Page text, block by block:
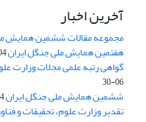
آخرین اخبار
مجموعه مقالات ششمین همایش
هفتمین همایش ملی جنگل ایران15
گواهی رتبه علمی مجلات وزارت
06-30
ششمین همایش ملی جنگل ایران
تقدیر وزارت علوم، تحقیقات و